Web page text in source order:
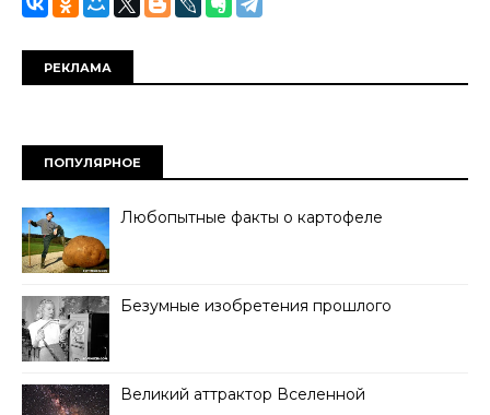
РЕКЛАМА
ПОПУЛЯРНОЕ
Любопытные факты о картофеле
Безумные изобретения прошлого
Великий аттрактор Вселенной